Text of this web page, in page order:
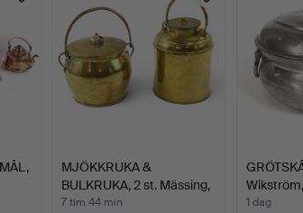
MJÖKKRUKA &
BULKRUKA, 2 st. Mässing,
1800/…
7 tim 44 min
1 dag